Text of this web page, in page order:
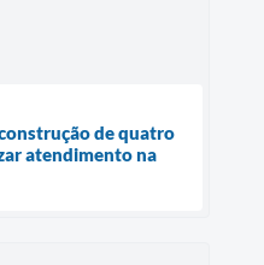
de quatro
atendimento na